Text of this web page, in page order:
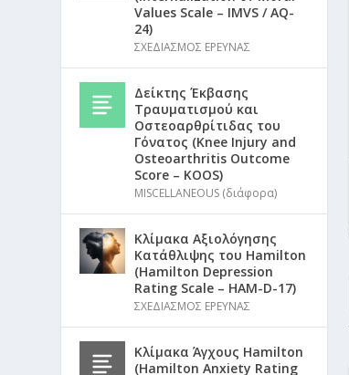
Values Scale – IMVS / AQ-
24)
ΣΧΕΔΙΑΣΜΟΣ ΕΡΕΥΝΑΣ
Δείκτης Έκβασης
Τραυματισμού και
Οστεοαρθρίτιδας του
Γόνατος (Knee Injury and
Osteoarthritis Outcome
Score – KOOS)
MISCELLANEOUS (διάφορα)
Κλίμακα Αξιολόγησης
Κατάθλιψης του Hamilton
(Hamilton Depression
Rating Scale – HAM-D-17)
ΣΧΕΔΙΑΣΜΟΣ ΕΡΕΥΝΑΣ
Κλίμακα Άγχους Hamilton
(Hamilton Anxiety Rating